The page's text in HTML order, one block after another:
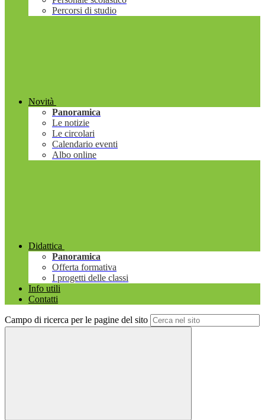
Percorsi di studio
Novità
Panoramica
Le notizie
Le circolari
Calendario eventi
Albo online
Didattica
Panoramica
Offerta formativa
I progetti delle classi
Info utili
Contatti
Campo di ricerca per le pagine del sito